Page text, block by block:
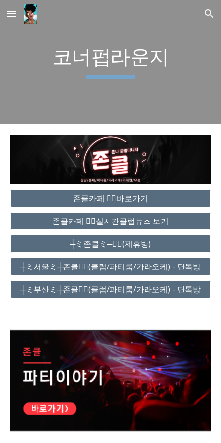
Skip to main content Skip to navigation
코너펍라운지
존클카페 ❤️‍🔥바로가기
존클카페 ❤️‍🔥실시간클럽뉴스 보기
┼ミ존클ミ┼❤️‍🔥(제휴방)
┼ミ서울ミ┼존클❤️‍🔥(클럽/파티룸/가라오케) - 단톡방
┼ミ부산ミ┼존클❤️‍🔥(클럽/파티룸/가라오케) - 단톡방